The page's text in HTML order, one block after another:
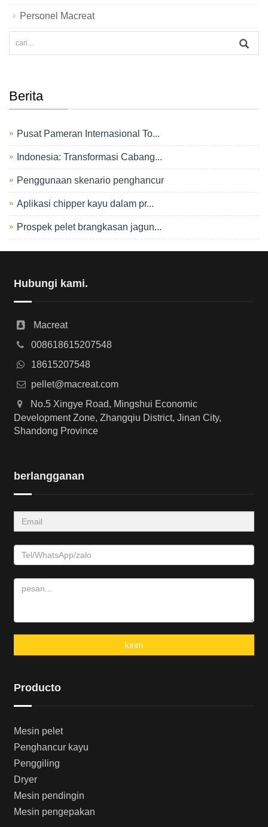
Personel Macreat
Berita
Pusat Pameran Internasional To...
Indonesia: Transformasi Cabang...
Penggunaan skenario penghancur
Aplikasi chipper kayu dalam pr...
Prospek pelet brangkasan jagun...
Hubungi kami.
Macreat
008618615207548
18615207548
pellet@macreat.com
No.5 Xingye Road, Mingshui Economic
Development Zone, Zhangqiu District, Jinan City,
Shandong Province
berlangganan
kirim
Producto
Mesin pelet
Penghancur kayu
Penggiling
Dryer
Mesin pendingin
Mesin pengepakan